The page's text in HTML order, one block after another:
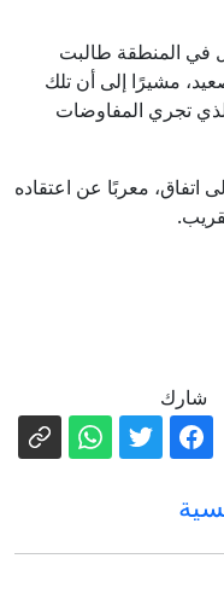
في المنطقة طالبت
مشيرًا إلى أن تلك
تجري المفاوضات
اتفاق، معربًا عن اعتقاده
شارك